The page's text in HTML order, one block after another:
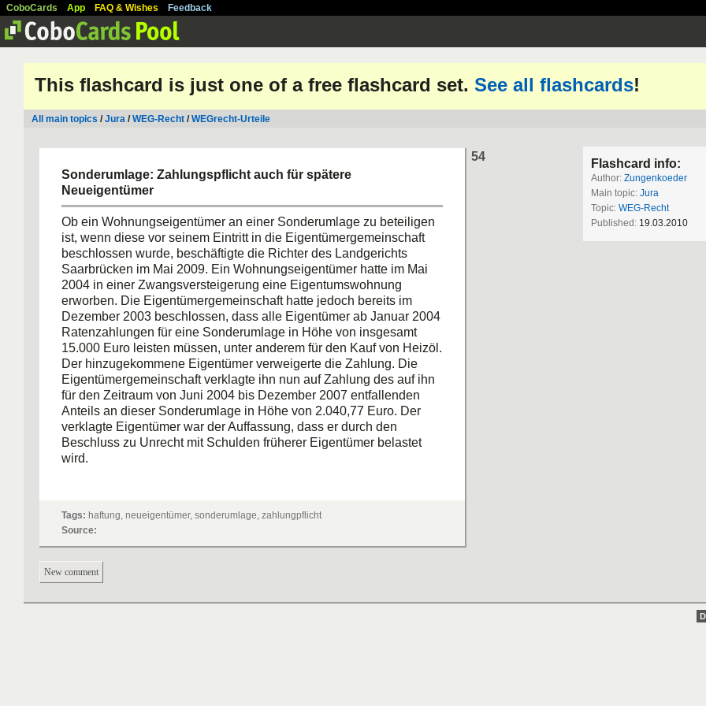
CoboCards App FAQ & Wishes Feedback
This flashcard is just one of a free flashcard set. See all flashcards!
All main topics /Jura /WEG-Recht /WEGrecht-Urteile
54
Sonderumlage: Zahlungspflicht auch für spätere
Neueigentümer
Ob ein Wohnungseigentümer an einer Sonderumlage zu beteiligen
ist, wenn diese vor seinem Eintritt in die Eigentümergemeinschaft
beschlossen wurde, beschäftigte die Richter des Landgerichts
Saarbrücken im Mai 2009. Ein Wohnungseigentümer hatte im Mai
2004 in einer Zwangsversteigerung eine Eigentumswohnung
erworben. Die Eigentümergemeinschaft hatte jedoch bereits im
Dezember 2003 beschlossen, dass alle Eigentümer ab Januar 2004
Ratenzahlungen für eine Sonderumlage in Höhe von insgesamt
15.000 Euro leisten müssen, unter anderem für den Kauf von Heizöl.
Der hinzugekommene Eigentümer verweigerte die Zahlung. Die
Eigentümergemeinschaft verklagte ihn nun auf Zahlung des auf ihn
für den Zeitraum von Juni 2004 bis Dezember 2007 entfallenden
Anteils an dieser Sonderumlage in Höhe von 2.040,77 Euro. Der
verklagte Eigentümer war der Auffassung, dass er durch den
Beschluss zu Unrecht mit Schulden früherer Eigentümer belastet
wird.
früheren Eigentümers verbindlich und entspricht ordnungsgemäßer
Verwaltung. Er belastet ihn nicht ungerecht, da er vor der
beim Verwalter nach verbindlichen Beschlüssen zu erkundigen. Die
Richter in Saarbrücken meinten außerdem, dass auch der Erwerber
Nutzen aus den erbrachten Zahlungen zieht, insbesondere
Tags: haftung, neueigentümer, sonderumlage, zahlungpflicht
Source:
New comment
Flashcard info:
Author: Zungenkoeder
Main topic: Jura
Topic: WEG-Recht
Published: 19.03.2010